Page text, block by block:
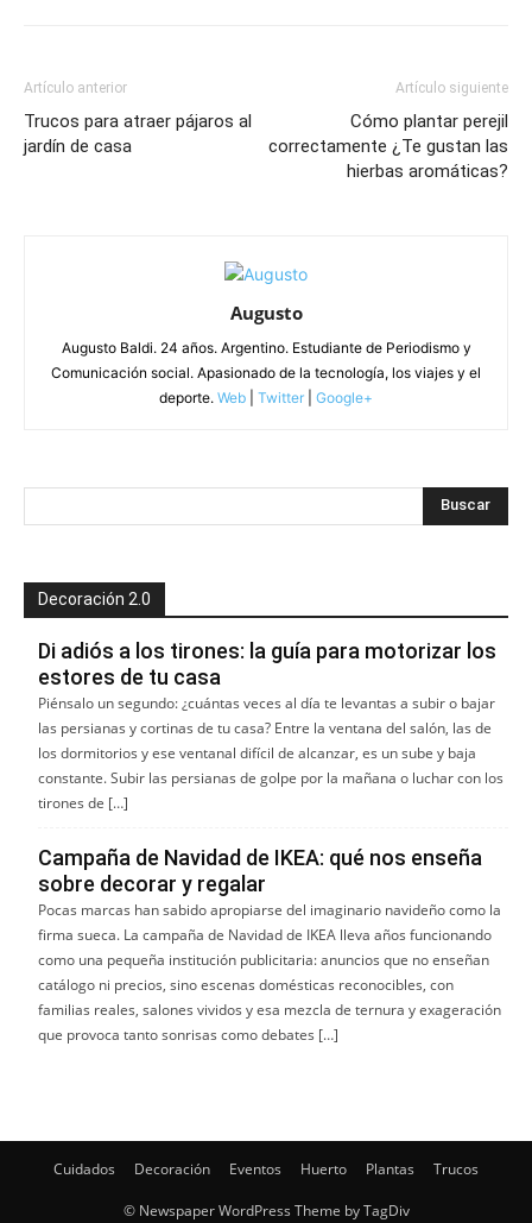
Artículo anterior
Trucos para atraer pájaros al
jardín de casa
Artículo siguiente
Cómo plantar perejil
correctamente ¿Te gustan las
hierbas aromáticas?
Augusto
Augusto Baldi. 24 años. Argentino. Estudiante de Periodismo y
Comunicación social. Apasionado de la tecnología, los viajes y el
deporte. Web Twitter Google+
Decoración 2.0
Di adiós a los tirones: la guía para motorizar los
estores de tu casa
Piénsalo un segundo: ¿cuántas veces al día te levantas a subir o bajar
las persianas y cortinas de tu casa? Entre la ventana del salón, las de
los dormitorios y ese ventanal difícil de alcanzar, es un sube y baja
constante. Subir las persianas de golpe por la mañana o luchar con los
tirones de […]
Campaña de Navidad de IKEA: qué nos enseña
sobre decorar y regalar
Pocas marcas han sabido apropiarse del imaginario navideño como la
firma sueca. La campaña de Navidad de IKEA lleva años funcionando
como una pequeña institución publicitaria: anuncios que no enseñan
catálogo ni precios, sino escenas domésticas reconocibles, con
familias reales, salones vividos y esa mezcla de ternura y exageración
que provoca tanto sonrisas como debates […]
Cuidados Decoración Eventos Huerto Plantas Trucos
© Newspaper WordPress Theme by TagDiv